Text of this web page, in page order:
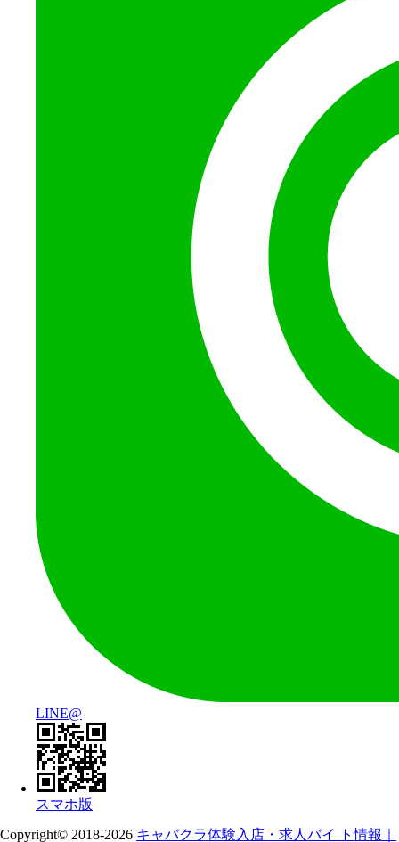
LINE@
スマホ版
Copyright© 2018-2026 キャバクラ体験入店・求人バイ ト情報｜